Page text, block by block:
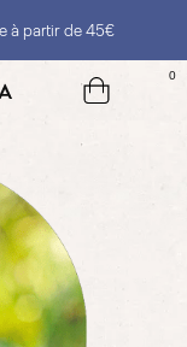
à partir de 45€
0